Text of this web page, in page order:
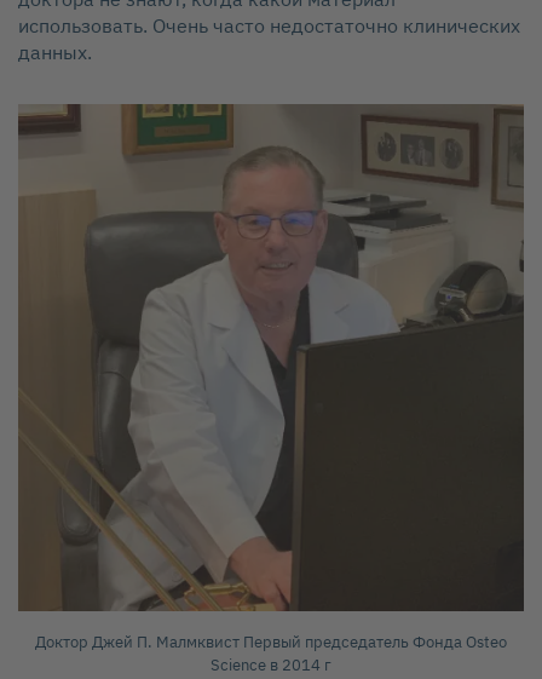
использовать. Очень часто недостаточно клинических
данных.
Доктор Джей П. Малмквист Первый председатель Фонда Osteo
Science в 2014 г